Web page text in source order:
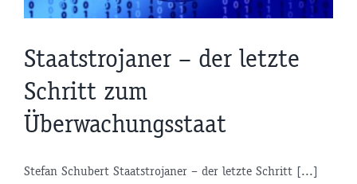
Staatstrojaner – der letzte
Schritt zum
Überwachungsstaat
Stefan Schubert Staatstrojaner – der letzte Schritt [...]